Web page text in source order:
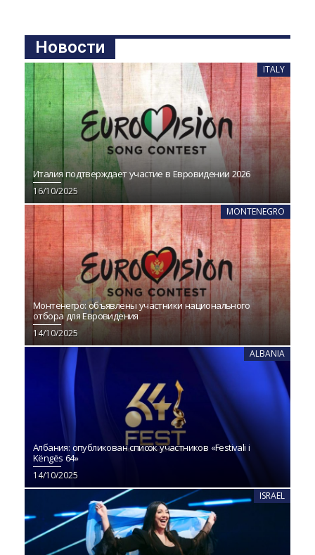
Новости
ITALY
Италия подтверждает участие в Евровидении 2026
16/10/2025
MONTENEGRO
Монтенегро: объявлены участники национального
отбора для Евровидения
14/10/2025
ALBANIA
Албания: опубликован список участников «Festivali i
Këngës 64»
14/10/2025
ISRAEL